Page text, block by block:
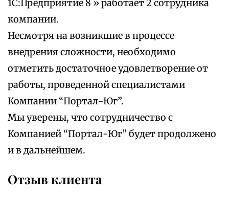
1С:Предприятие 8 » работает 2 сотрудника
компании.
Несмотря на возникшие в процессе
внедрения сложности, необходимо
отметить достаточное удовлетворение от
работы, проведенной специалистами
Компании “Портал-Юг”.
Мы уверены, что сотрудничество с
Компанией “Портал-Юг” будет продолжено
и в дальнейшем.
Отзыв клиента